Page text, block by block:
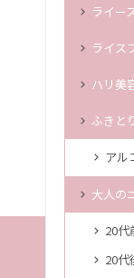
ライー
ライス
ハリ美
ふきと
アル
大人の
20代
20代